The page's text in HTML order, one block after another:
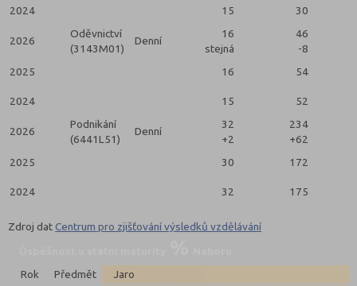
2024 15 30
2026
Oděvnictví
(3143M01)
Denní
16
stejná
46
-8
2025 16 54
2024 15 52
2026
Podnikání
(6441L51)
Denní
32
+2
234
+62
2025 30 172
2024 32 175
Zdroj datCentrum pro zjišťování výsledků vzdělávání
Rok
Předmět
Jaro